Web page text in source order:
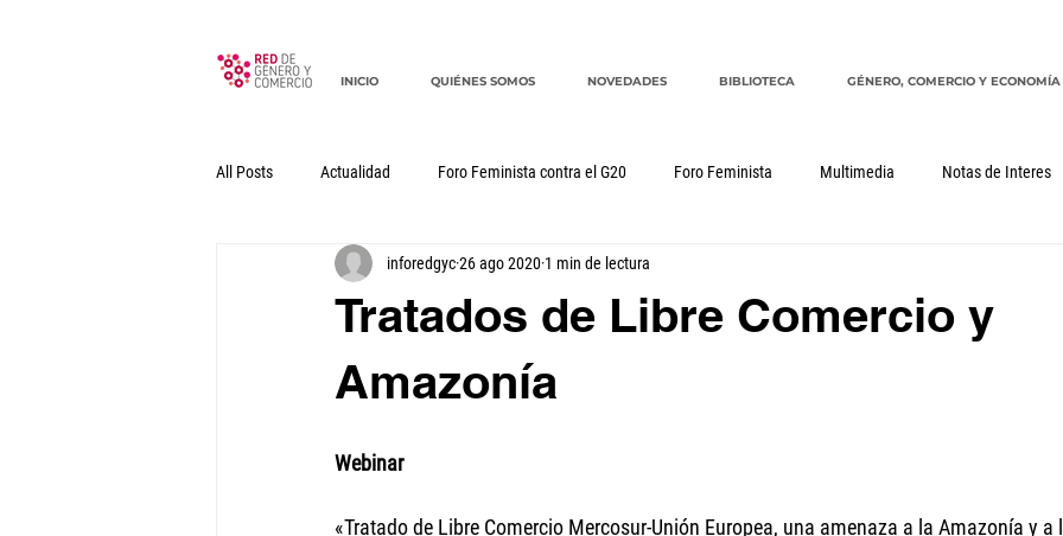
INICIO QUIÉNES SOMOS NOVEDADES BIBLIOTECA GÉNERO, COMERCIO Y ECONOMÍA
All Posts Actualidad Foro Feminista contra el G20 Foro Feminista Multimedia Notas de Interes
Documentos Declaraciones Género, comercio y economía
Tratados de Libre Comercio y
Amazonía
inforedgyc26 ago 2020 1 min de lectura
Webinar
«Tratado de Libre Comercio Mercosur-Unión Europea, una amenaza a la Amazonía y